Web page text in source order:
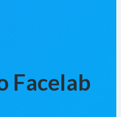
Facelab